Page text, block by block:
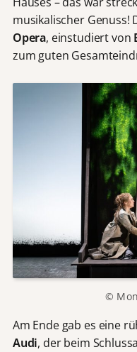
musikalischer Genuss!
Opera, einstudiert von
zum guten
©
Am Ende gab es eine
Audi, der beim